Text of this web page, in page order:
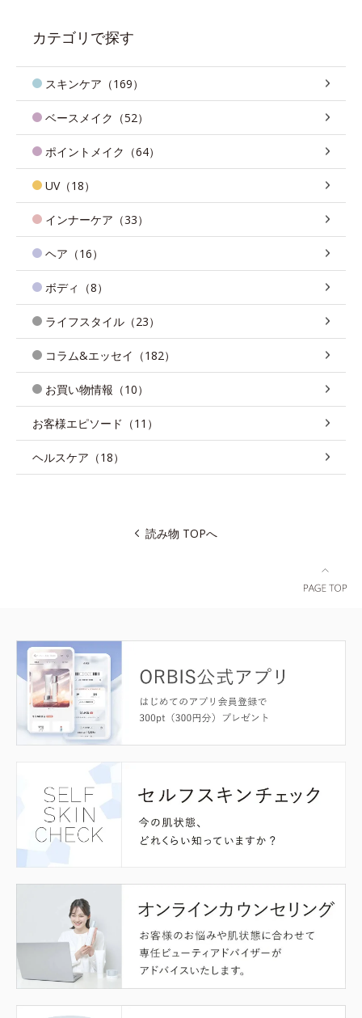
カテゴリで探す
スキンケア（169）
ベースメイク（52）
ポイントメイク（64）
UV（18）
インナーケア（33）
ヘア（16）
ボディ（8）
ライフスタイル（23）
コラム&エッセイ（182）
お買い物情報（10）
お客様エピソード（11）
ヘルスケア（18）
読み物 TOPへ